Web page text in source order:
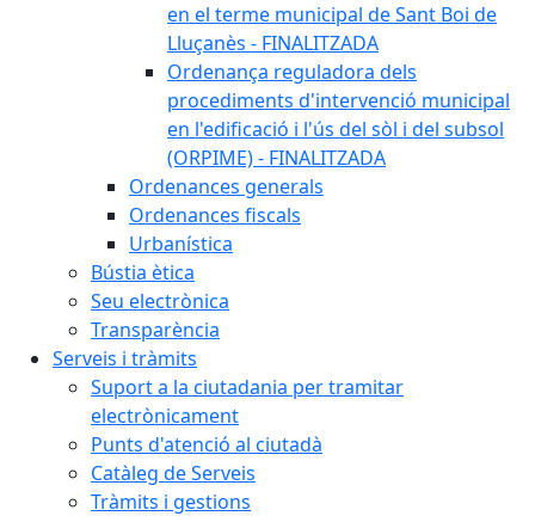
en el terme municipal de Sant Boi de
Lluçanès - FINALITZADA
Ordenança reguladora dels
procediments d'intervenció municipal
en l'edificació i l'ús del sòl i del subsol
(ORPIME) - FINALITZADA
Ordenances generals
Ordenances fiscals
Urbanística
Bústia ètica
Seu electrònica
Transparència
Serveis i tràmits
Suport a la ciutadania per tramitar
electrònicament
Punts d'atenció al ciutadà
Catàleg de Serveis
Tràmits i gestions